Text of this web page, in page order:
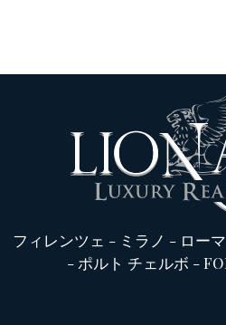
フィレンツェ - ミラノ - ローマ
- ポルト チェルボ -